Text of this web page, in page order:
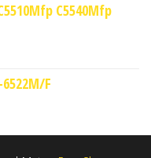
C5540Mfp
F